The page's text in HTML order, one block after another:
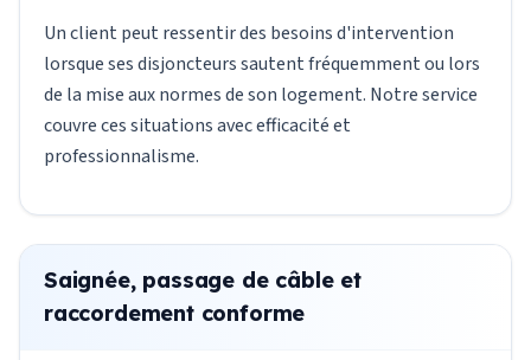
Un client peut ressentir des besoins d'intervention
lorsque ses disjoncteurs sautent fréquemment ou lors
de la mise aux normes de son logement. Notre service
couvre ces situations avec efficacité et
professionnalisme.
Saignée, passage de câble et
raccordement conforme